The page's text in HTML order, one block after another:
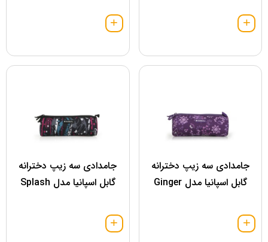
جامدادی سه زیپ دخترانه
گابل اسپانیا مدل Ginger
جامدادی سه زیپ دخترانه
گابل اسپانیا مدل Splash